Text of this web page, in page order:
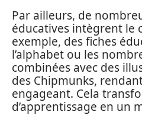
Par ailleurs, de
éducatives intègrent le
exemple, des fiches
l’alphabet ou les
combinées avec des
des Chipmunks,
engageant. Cela
d’apprentissage en un